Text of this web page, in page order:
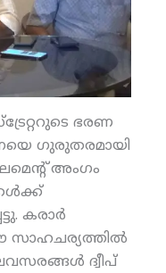
ഭരണ
ഗുരുതരമായി
അംഗം
കരാര്‍
ഈ സാഹചര്യത്തില്‍
ദ്വീപ്